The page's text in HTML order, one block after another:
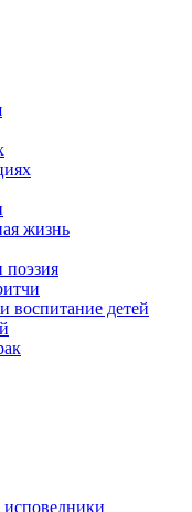
жизнь
поэзия
воспитание детей